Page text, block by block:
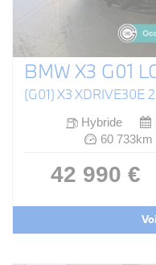
BMW X3 G01
(G01) X3 XDRIVE30E
Hybride
60 733km
42 990 €